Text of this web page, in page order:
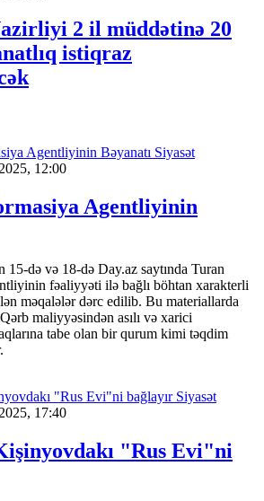
2 il müddətinə 20
istiqraz
Siyasət
12:00
Agentliyinin
15-də və 18-də Day.az saytında Turan
fəaliyyəti ilə bağlı böhtan xarakterli
məqalələr dərc edilib. Bu materiallarda
maliyyəsindən asılı və xarici
tabe olan bir qurum kimi təqdim
Siyasət
17:40
"Rus Evi"ni